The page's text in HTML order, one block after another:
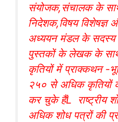
संयोजक,संचालक के
निदेशक,विषय विशेषज्ञ
अध्ययन मंडल के सदस्य
पुस्तकों के लेखक के
कृतियों में प्राक्कथन -
२५० से अधिक कृतियों
कर चुके हैंL राष्ट्रीय
अधिक शोध पत्रों की